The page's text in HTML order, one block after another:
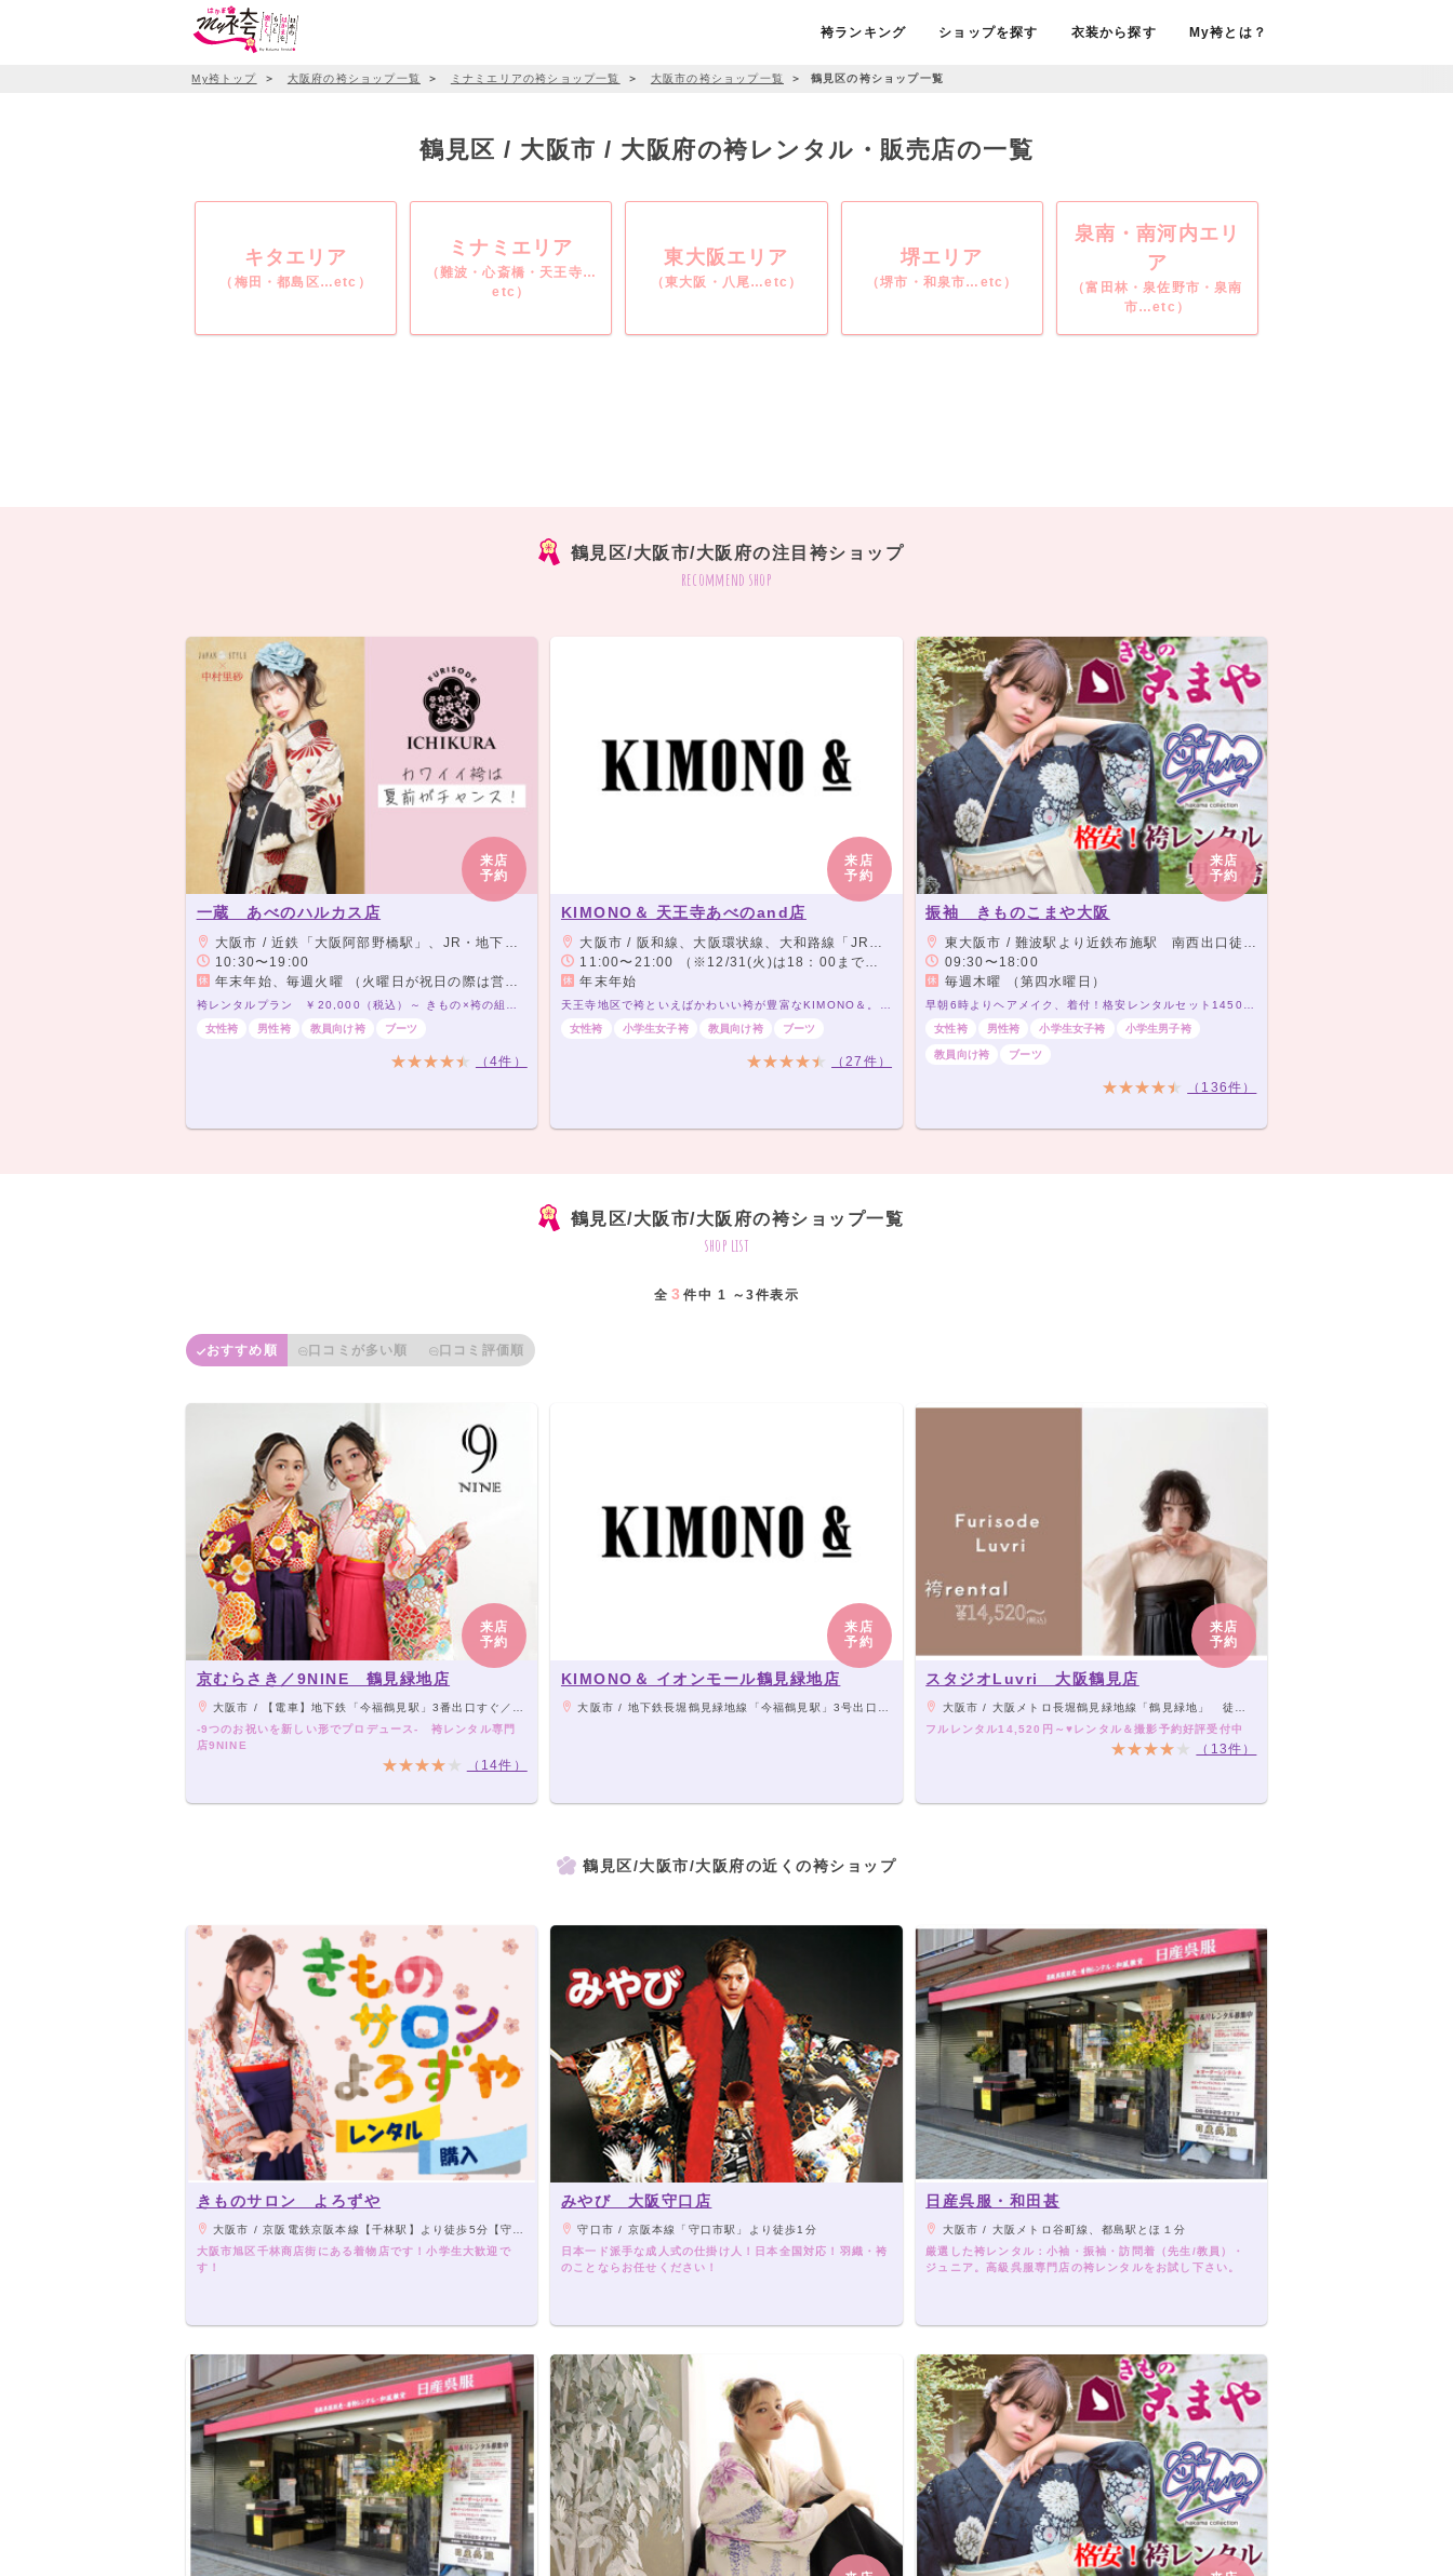
袴ランキング ショップを探す 衣装から探す My袴とは？
My袴トップ ＞ 大阪府の袴ショップ一覧 ＞ ミナミエリアの袴ショップ一覧 ＞ 大阪市の袴ショップ一覧 ＞ 鶴見区の袴ショップ一覧
鶴見区 / 大阪市 / 大阪府の袴レンタル・販売店の一覧
キタエリア
（梅田・都島区…etc）
ミナミエリア
（難波・心斎橋・天王寺…
etc）
東大阪エリア
（東大阪・八尾…etc）
堺エリア
（堺市・和泉市…etc）
泉南・南河内エリ
ア
（富田林・泉佐野市・泉南
市…etc）
鶴見区/大阪市/大阪府の注目袴ショップ
recommend shop
来店
予約
一蔵 あべのハルカス店
大阪市 / 近鉄「大阪阿部野橋駅」、JR・地下鉄各線「天王寺駅」、阪堺上町線「天王寺駅前駅」 よりすぐ
10:30〜19:00
年末年始、毎週火曜 （火曜日が祝日の際は営業します。）
女性袴
男性袴 教員向け袴 ブーツ
（4件）
来店
予約
KIMONO＆ 天王寺あべのand店
大阪市 / 阪和線、大阪環状線、大和路線「JR天王寺駅」下車「ミオステーション1F中央口」より徒歩5分。 大阪メトロ御堂筋線「天王寺駅」下車「西改札」より徒歩5分。 大阪メトロ谷町線「阿部野駅」下車「北改札、1番出口」より徒歩3分。 阪堺電車「阿部野駅」下車徒歩3分。
11:00〜21:00 （※12/31(火)は18：00までの営業となります。この日の予約受付可能時間は16：30までとなります。）
年末年始
女性袴
小学生女子袴 教員向け袴 ブーツ
（27件）
来店
予約
振袖 きものこまや大阪
東大阪市 / 難波駅より近鉄布施駅 南西出口徒歩3分 アーケード商店街角から2店目 当店前に駐車スペース有り
09:30〜18:00
毎週木曜 （第四水曜日）
女性袴
男性袴 小学生女子袴 小学生男子袴
教員向け袴 ブーツ
（136件）
鶴見区/大阪市/大阪府の袴ショップ一覧
shop list
全 3 件中 1 ～3件表示
おすすめ順 口コミが多い順 口コミ評価順
来店
予約
京むらさき／9NINE 鶴見緑地店
大阪市 / 【電車】地下鉄「今福鶴見駅」3番出口すぐ／【バス】市バス36系統で「鶴見西口」停留所下車
-9つのお祝いを新しい形でプロデュース- 袴レンタル専門
店9NINE
（14件）
来店
予約
KIMONO＆ イオンモール鶴見緑地店
大阪市 / 地下鉄長堀鶴見緑地線「今福鶴見駅」3号出口から徒歩8分
来店
予約
スタジオLuvri 大阪鶴見店
大阪市 / 大阪メトロ長堀鶴見緑地線「鶴見緑地」 徒歩10分
フルレンタル14,520円～♥レンタル＆撮影予約好評受付中
（13件）
鶴見区/大阪市/大阪府の近くの袴ショップ
きものサロン よろずや
大阪市 / 京阪電鉄京阪本線【千林駅】より徒歩5分【守口市駅】より約10分／大阪市営地下鉄谷町線【千林大宮駅】より徒歩8分／大阪市営バス【千林】より徒歩8分
大阪市旭区千林商店街にある着物店です！小学生大歓迎で
す！
みやび 大阪守口店
守口市 / 京阪本線「守口市駅」より徒歩1分
日本一ド派手な成人式の仕掛け人！日本全国対応！羽織・袴
のことならお任せください！
日産呉服・和田甚
大阪市 / 大阪メトロ谷町線、都島駅とほ１分
厳選した袴レンタル：小袖・振袖・訪問着（先生/教員）・
ジュニア。高級呉服専門店の袴レンタルをお試し下さい。